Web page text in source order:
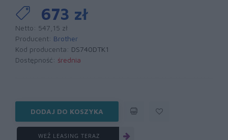
673 zł
Netto: 547,15 zł
Producent: Brother
Kod producenta: DS740DTK1
Dostępność: średnia
DODAJ DO KOSZYKA
WEŹ LEASING TERAZ